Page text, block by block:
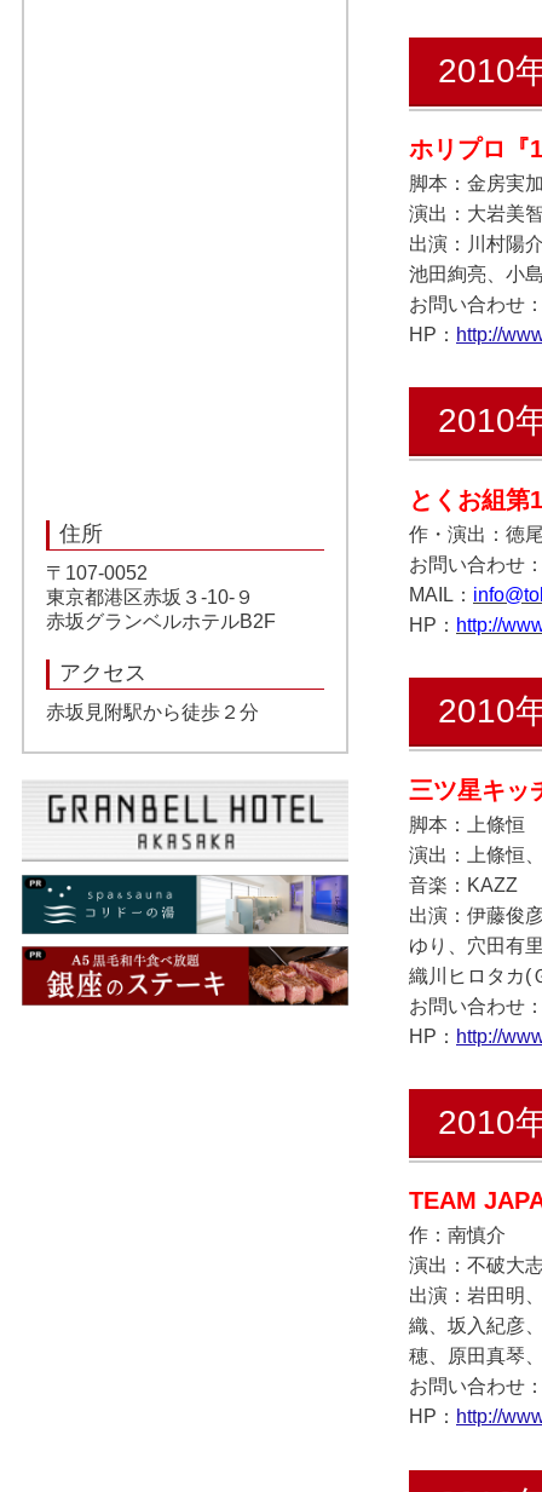
2010
ホリプロ『
脚本：金房実
演出：大岩美
出演：川村陽
池田絢亮、小
お問い合わせ
HP： http://
2010
とくお組第
作・演出：徳
お問い合わせ
MAIL：
HP： http://
2010
三ツ星キッ
脚本：上條恒
演出：上條恒
音楽：KAZZ
出演：伊藤俊
ゆり、穴田有
織川ヒロタカ(
お問い合わせ
HP： http://
2010
TEAM
作：南慎介
演出：不破大
出演：岩田明
織、坂入紀彦
穂、原田真琴
お問い合わせ
HP： http://
住所
〒107-0052
東京都港区赤坂３-10-９
赤坂グランベルホテルB2F
アクセス
赤坂見附駅から徒歩２分